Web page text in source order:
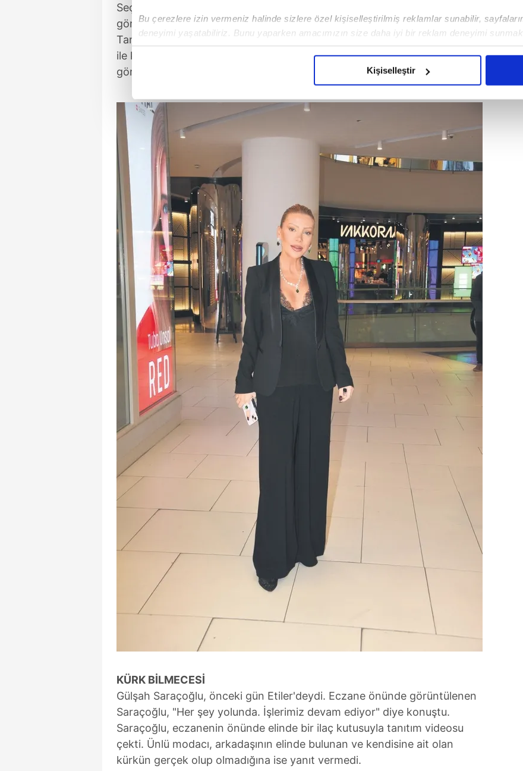
Bu çerezlere izin vermeniz halinde sizlere özel kişiselleştirilmiş reklamlar sunabilir,
deneyimi yaşatabiliriz. Bunu yaparken amacımızın size daha iyi bir reklam deneyimi
içerikleri sunabilmek adına elimizden gelen çabayı gösterdiğimizi ve bu noktada,
Sizlere daha iyi bir hizmet sunabilmek için İnternet Sitemizde kendimize ve üçüncü kişilere
çerezler vasıtasıyla çeşitli kişisel verileriniz işlenmekte olup gerekli olan çerezler bilgi
amacıyla kullanılmaktadır. Diğer çerezler, sitemizin daha işlevsel kılınması ve
reklam/pazarlama faaliyetlerinin yapılması, amaçlarıyla sınırlı olarak açık rızanız dahilinde
Çerezlere ilişkin tercihlerinizi aşağıda yer alan panel vasıtasıyla belirleyebilirsiniz. Çerezlere
butonuna tıklayabilir,
Çerez Bilgilendirme Metnimizi ziyaret edebilirsiniz.
6698 sayılı Kişisel Verilerin Korunması Kanunu uyarınca hazırlanmış Aydınlatma Metnimizi
mevzuata uygun olarak kullanılan çerezlerle ilgili bilgi almak için lütfen tıklayınız.
Kişiselleştir
Seçkin Piriler, önceki gece Kuruçeşme'deki bir mekandan çıkarken
görüntülendi. Survivor'a gittiği sırada çocuklarını babaları Kaan
Tangöze'ye bırakan Piriler, "Döndükten sonra ya da giderken Kaan Bey
ile konuştunuz mu?" sorusuna, "Ben Kaan ile konuşmadım. Zaten babaları
görmek istediği zaman alıyor ve görüyor." diye konuştu.
Doğan
KÜRK BİLMECESİ
Gülşah Saraçoğlu, önceki gün Etiler'deydi. Eczane önünde görüntülenen
Saraçoğlu, "Her şey yolunda. İşlerimiz devam ediyor" diye konuştu.
Saraçoğlu, eczanenin önünde elinde bir ilaç kutusuyla tanıtım videosu
çekti. Ünlü modacı, arkadaşının elinde bulunan ve kendisine ait olan
kürkün gerçek olup olmadığına ise yanıt vermedi.